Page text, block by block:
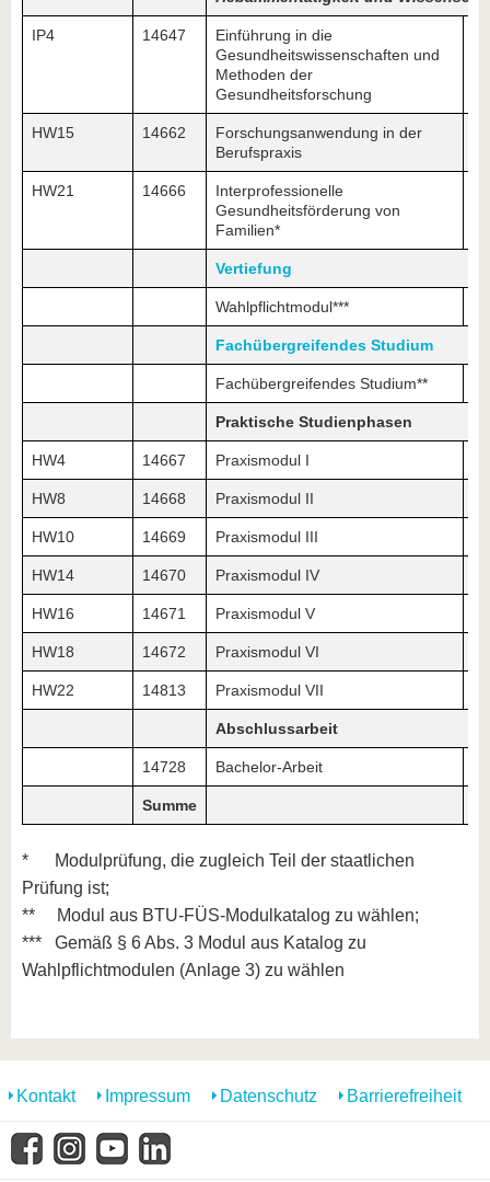
IP4 14647
Einführung in die
Gesundheitswissenschaften und
Methoden der
Gesundheitsforschung
HW15 14662
Forschungsanwendung in der
Berufspraxis
HW21 14666
Interprofessionelle
Gesundheitsförderung von
Familien*
Vertiefung
Wahlpflichtmodul***
Fachübergreifendes Studium
Fachübergreifendes Studium**
Praktische Studienphasen
HW4 14667 Praxismodul I
HW8 14668 Praxismodul II
HW10 14669 Praxismodul III
HW14 14670 Praxismodul IV
HW16 14671 Praxismodul V
HW18 14672 Praxismodul VI
HW22 14813 Praxismodul VII
Abschlussarbeit
14728 Bachelor-Arbeit
Summe
* Modulprüfung, die zugleich Teil der staatlichen
Prüfung ist;
** Modul aus BTU-FÜS-Modulkatalog zu wählen;
*** Gemäß § 6 Abs. 3 Modul aus Katalog zu
Wahlpflichtmodulen (Anlage 3) zu wählen
Kontakt Impressum Datenschutz Barrierefreiheit